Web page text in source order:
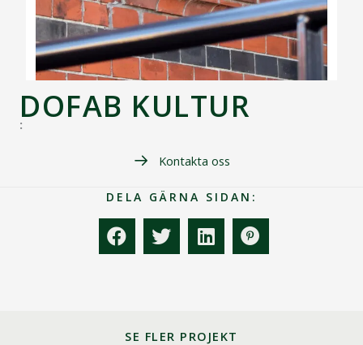
DOFAB KULTUR
:
Kontakta oss
DELA GÄRNA SIDAN:
SE FLER PROJEKT